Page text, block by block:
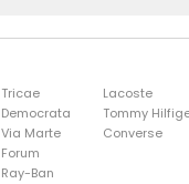
Tricae
Democrata
Via Marte
Forum
Ray-Ban
Lacoste
Tommy
Converse